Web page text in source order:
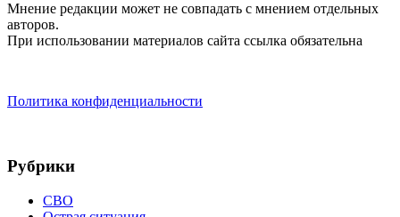
Мнение редакции может не совпадать с мнением отдельных
авторов.
При использовании материалов сайта ссылка обязательна
Политика конфиденциальности
Рубрики
СВО